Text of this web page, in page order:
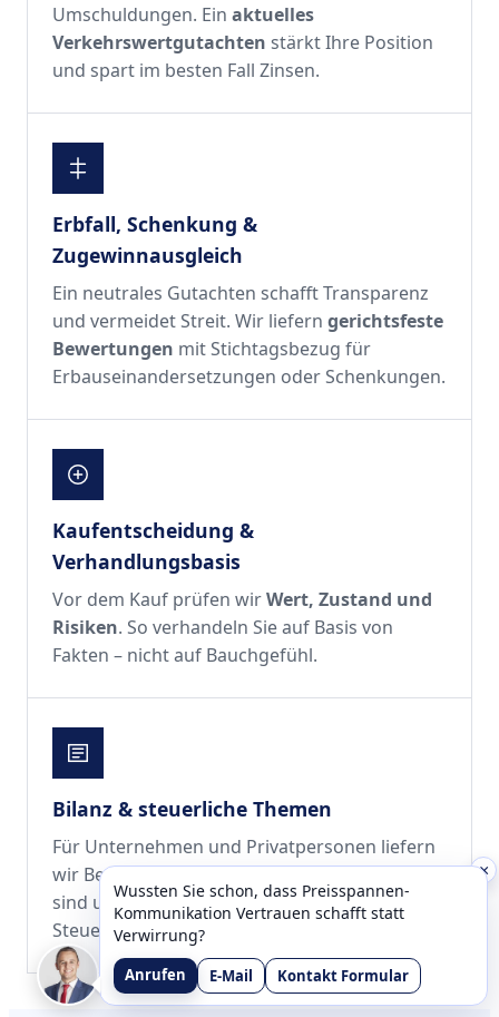
Umschuldungen. Einaktuelles
Verkehrswertgutachten stärkt Ihre Position
und spart im besten Fall Zinsen.
Erbfall, Schenkung &
Zugewinnausgleich
Ein neutrales Gutachten schafft Transparenz
und vermeidet Streit. Wir lieferngerichtsfeste
Bewertungen mit Stichtagsbezug für
Erbauseinandersetzungen oder Schenkungen.
Kaufentscheidung &
Verhandlungsbasis
Vor dem Kauf prüfen wirWert, Zustand und
Risiken. So verhandeln Sie auf Basis von
Fakten – nicht auf Bauchgefühl.
Bilanz & steuerliche Themen
Für Unternehmen und Privatpersonen liefern
wir Bewertungen, diesteuerlich abgestimmt
sind und sich direkt in Bilanz oder
Steuererklärung integrieren lassen.
×
Wussten Sie schon, dass Preisspannen-
Kommunikation Vertrauen schafft statt
Verwirrung?
Anrufen E-Mail Kontakt Formular